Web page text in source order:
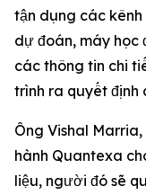
tận dụng các
dự đoán, máy học
các thông tin chi
trình ra quyết định
Ông Vishal
hành Quantexa
liệu, người đó sẽ